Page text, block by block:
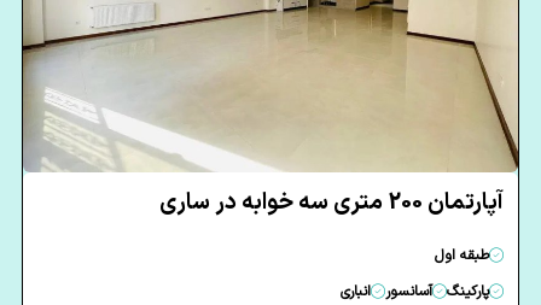
آپارتمان 200 متری سه خوابه در ساری
طبقه اول
پارکینگ
آسانسور انباری